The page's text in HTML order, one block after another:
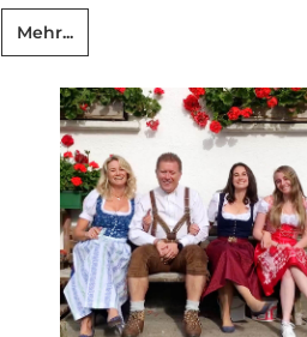
Mehr...